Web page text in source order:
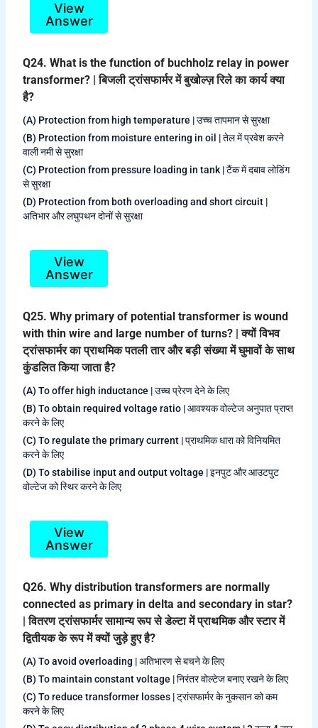
View
Answer
Q24. What is the function of buchholz relay in power
transformer? | बिजली ट्रांसफार्मर में बुखोल्ज़ रिले का कार्य क्या
है?
(A) Protection from high temperature | उच्च तापमान से सुरक्षा
(B) Protection from moisture entering in oil | तेल में प्रवेश करने
वाली नमी से सुरक्षा
(C) Protection from pressure loading in tank | टैंक में दबाव लोडिंग
से सुरक्षा
(D) Protection from both overloading and short circuit |
अतिभार और लघुपथन दोनों से सुरक्षा
View
Answer
Q25. Why primary of potential transformer is wound
with thin wire and large number of turns? | क्यों विभव
ट्रांसफार्मर का प्राथमिक पतली तार और बड़ी संख्या में घुमावों के साथ
कुंडलित किया जाता है?
(A) To offer high inductance | उच्च प्रेरण देने के लिए
(B) To obtain required voltage ratio | आवश्यक वोल्टेज अनुपात प्राप्त
करने के लिए
(C) To regulate the primary current | प्राथमिक धारा को विनियमित
करने के लिए
(D) To stabilise input and output voltage | इनपुट और आउटपुट
वोल्टेज को स्थिर करने के लिए
View
Answer
Q26. Why distribution transformers are normally
connected as primary in delta and secondary in star?
| वितरण ट्रांसफार्मर सामान्य रूप से डेल्टा में प्राथमिक और स्टार में
द्वितीयक के रूप में क्यों जुड़े हुए है?
(A) To avoid overloading | अतिभारण से बचने के लिए
(B) To maintain constant voltage | निरंतर वोल्टेज बनाए रखने के लिए
(C) To reduce transformer losses | ट्रांसफार्मर के नुकसान को कम
करने के लिए